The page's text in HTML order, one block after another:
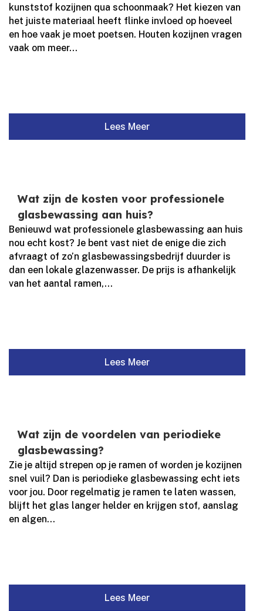
kunststof kozijnen qua schoonmaak? Het kiezen van
het juiste materiaal heeft flinke invloed op hoeveel
en hoe vaak je moet poetsen.​ Houten kozijnen vragen
vaak om meer...
Lees Meer
Wat zijn de kosten voor professionele
glasbewassing aan huis?
Benieuwd wat professionele glasbewassing aan huis
nou echt kost? Je bent vast niet de enige die zich
afvraagt of zo’n glasbewassingsbedrijf duurder is
dan een lokale glazenwasser.​ De prijs is afhankelijk
van het aantal ramen,...
Lees Meer
Wat zijn de voordelen van periodieke
glasbewassing?
Zie je altijd strepen op je ramen of worden je kozijnen
snel vuil? Dan is periodieke glasbewassing echt iets
voor jou.​ Door regelmatig je ramen te laten wassen,
blijft het glas langer helder en krijgen stof, aanslag
en algen...
Lees Meer